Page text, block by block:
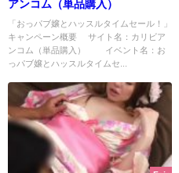
アンコム（単品購入）
「おっパブ嬢とハッスルタイムセール！」
キャンペーン概要 サイト名：カリビア
ンコム（単品購入） イベント名：お
っパブ嬢とハッスルタイムセ...